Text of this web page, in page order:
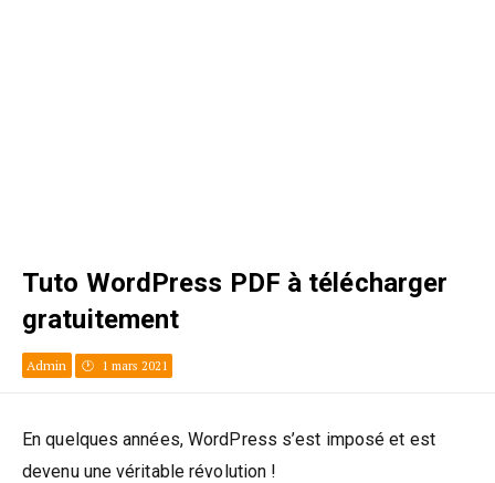
Tuto WordPress PDF à télécharger
gratuitement
Admin 1 mars 2021
En quelques années, WordPress s’est imposé et est
devenu une véritable révolution !